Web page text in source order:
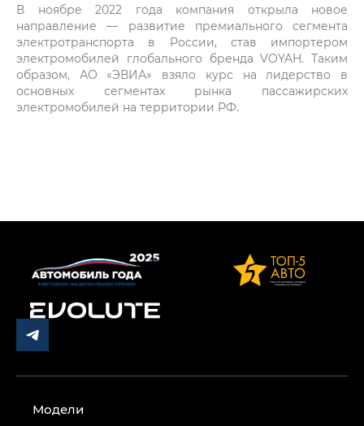
В ноябре 2022 года компания открыла новое
направление — развитие премиального сегмента
электротранспорта в России, став импортером
электромобилей глобального бренда VOYAH. Таким
образом, АО «ЭВИА» взяло курс на лидерство в
основных сегментах рынка пассажирских
электромобилей на территории РФ.
Модели